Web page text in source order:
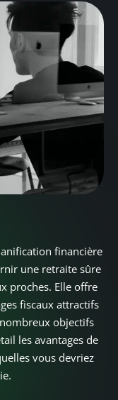
financière
une retraite sûre
proches. Elle offre
fiscaux attractifs
objectifs
les avantages de
vous devriez